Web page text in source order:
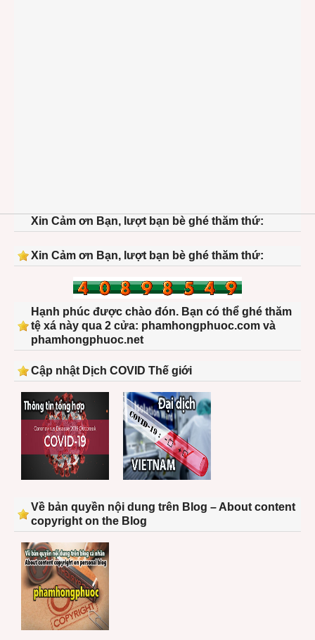
Xin Cảm ơn Bạn, lượt bạn bè ghé thăm thứ:
Xin Cảm ơn Bạn, lượt bạn bè ghé thăm thứ:
Hạnh phúc được chào đón. Bạn có thể ghé thăm
tệ xá này qua 2 cửa: phamhongphuoc.com và
phamhongphuoc.net
Cập nhật Dịch COVID Thế giới
Về bản quyền nội dung trên Blog – About content
copyright on the Blog